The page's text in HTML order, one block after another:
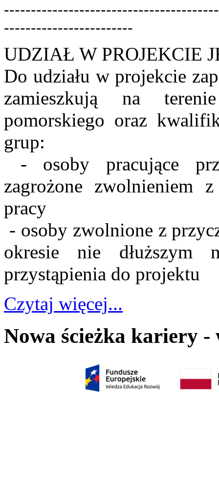
------------------------
UDZIAŁ W PROJEKCIE
Do udziału w projekcie
zamieszkują na
pomorskiego oraz
grup:
- osoby pracujące
zagrożone zwolnieniem
pracy
- osoby zwolnione z
okresie nie
przystąpienia do projektu
Czytaj więcej...
Nowa ścieżka kariery